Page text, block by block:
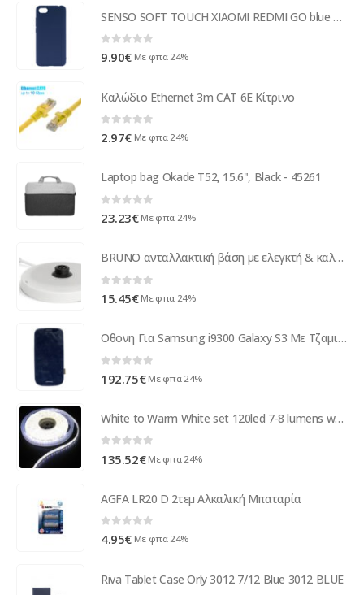
SENSO SOFT TOUCH XIAOMI REDMI GO blue backcover
0 out of 5
9.90€ Με φπα 24%
Καλώδιο Ethernet 3m CAT 6E Κίτρινο
0 out of 5
2.97€ Με φπα 24%
Laptop bag Okade T52, 15.6", Black - 45261
0 out of 5
23.23€ Με φπα 24%
BRUNO ανταλλακτική βάση με ελεγκτή & καλώδιο για βραστήρα BRN-0140
0 out of 5
15.45€ Με φπα 24%
Οθονη Για Samsung i9300 Galaxy S3 Με Τζαμι Μαυρο και Εμπρος Μερος Προσοψης Μαυρη OR (GH97-13630E)
192.75€ Με φπα 24%
White to Warm White set 120led 7-8 lumens white pcb 5m IP65
135.52€ Με φπα 24%
AGFA LR20 D 2τεμ Αλκαλική Μπαταρία
0out of 5
4.95€ Με φπα 24%
Riva Tablet Case Orly 3012 7/12 Blue 3012 BLUE